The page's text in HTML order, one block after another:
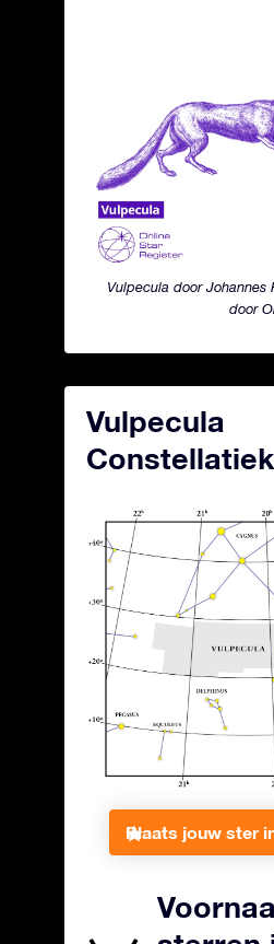
Vulpecula door Johannes
door
Vulpecula
Plaats jouw ster